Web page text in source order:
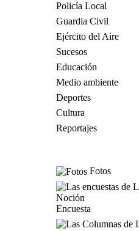
Policía Local
Guardia Civil
Ejército del Aire
Sucesos
Educación
Medio ambiente
Deportes
Cultura
Reportajes
Fotos
Encuesta